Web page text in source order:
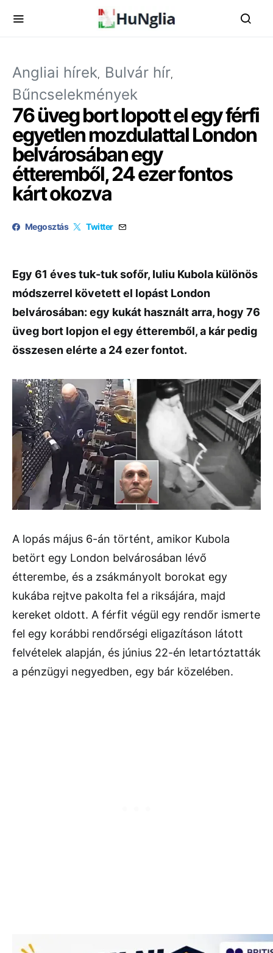
Angliai hírek Bulvár hír
Bűncselekmények
76 üveg bort lopott el egy férfi
egyetlen mozdulattal London
belvárosában egy
étteremből, 24 ezer fontos
kárt okozva
Megosztás Twitter
Egy 61 éves tuk-tuk sofőr, Iuliu Kubola különös
módszerrel követett el lopást London
belvárosában: egy kukát használt arra, hogy 76
üveg bort lopjon el egy étteremből, a kár pedig
összesen elérte a 24 ezer fontot.
A lopás május 6-án történt, amikor Kubola
betört egy London belvárosában lévő
étterembe, és a zsákmányolt borokat egy
kukába rejtve pakolta fel a riksájára, majd
kereket oldott. A férfit végül egy rendőr ismerte
fel egy korábbi rendőrségi eligazításon látott
felvételek alapján, és június 22-én letartóztatták
a pénzügyi negyedben, egy bár közelében.